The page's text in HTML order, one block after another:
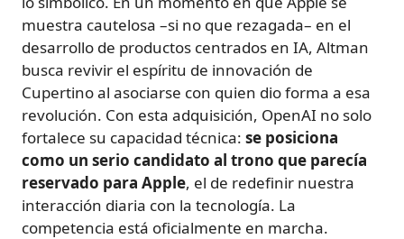
muestra cautelosa –si no que rezagada– en el
desarrollo de productos centrados en IA, Altman
busca revivir el espíritu de innovación de
Cupertino al asociarse con quien dio forma a esa
revolución. Con esta adquisición, OpenAI no solo
fortalece su capacidad técnica: se posiciona
como un serio candidato al trono que parecía
reservado para Apple, el de redefinir nuestra
interacción diaria con la tecnología. La
competencia está oficialmente en marcha.